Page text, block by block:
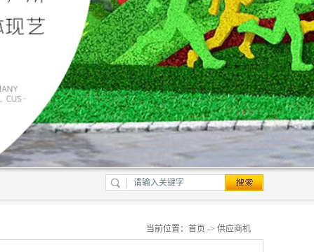
当前位置： 首页 -> 供应商机